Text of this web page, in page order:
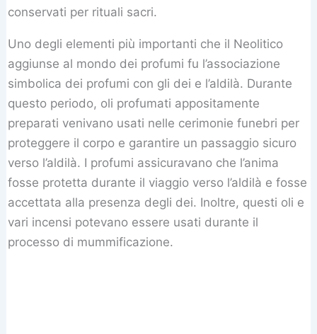
conservati per rituali sacri.
Uno degli elementi più importanti che il Neolitico
aggiunse al mondo dei profumi fu l’associazione
simbolica dei profumi con gli dei e l’aldilà. Durante
questo periodo, oli profumati appositamente
preparati venivano usati nelle cerimonie funebri per
proteggere il corpo e garantire un passaggio sicuro
verso l’aldilà. I profumi assicuravano che l’anima
fosse protetta durante il viaggio verso l’aldilà e fosse
accettata alla presenza degli dei. Inoltre, questi oli e
vari incensi potevano essere usati durante il
processo di mummificazione.